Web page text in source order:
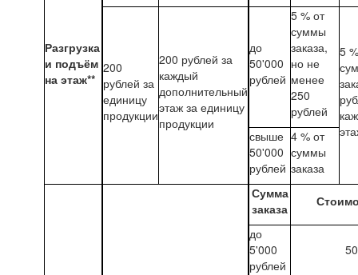
Разгрузка
и подъём
на этаж**
200
рублей за
единицу
продукции
200 рублей за
каждый
дополнительный
этаж за единицу
продукции
до
50'000
рублей
5 % от
суммы
заказа,
но не
менее
250
рублей
5
свыше
50'000
рублей
4 % от
суммы
заказа
Сумма
заказа
до
5'000
рублей